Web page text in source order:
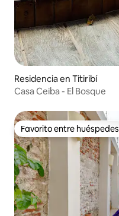
Residencia en Titiribí
Casa Ceiba - El Bosque
Favorito entre huéspedes
Favorito entre huéspedes